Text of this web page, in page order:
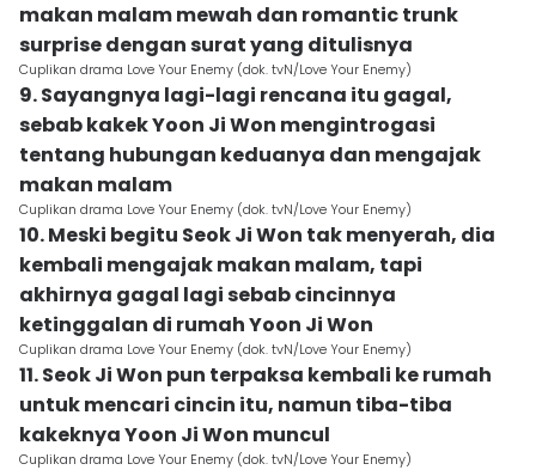
makan malam mewah dan romantic trunk
surprise dengan surat yang ditulisnya
Cuplikan drama Love Your Enemy (dok. tvN/Love Your Enemy)
9. Sayangnya lagi-lagi rencana itu gagal,
sebab kakek Yoon Ji Won mengintrogasi
tentang hubungan keduanya dan mengajak
makan malam
Cuplikan drama Love Your Enemy (dok. tvN/Love Your Enemy)
10. Meski begitu Seok Ji Won tak menyerah, dia
kembali mengajak makan malam, tapi
akhirnya gagal lagi sebab cincinnya
ketinggalan di rumah Yoon Ji Won
Cuplikan drama Love Your Enemy (dok. tvN/Love Your Enemy)
11. Seok Ji Won pun terpaksa kembali ke rumah
untuk mencari cincin itu, namun tiba-tiba
kakeknya Yoon Ji Won muncul
Cuplikan drama Love Your Enemy (dok. tvN/Love Your Enemy)